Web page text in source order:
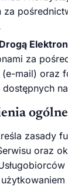
za
za
mail) oraz
ogólne
zasady
oraz